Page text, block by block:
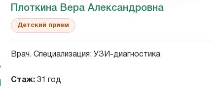
Плоткина Вера Александровна
Детский прием
Врач. Специализация: УЗИ-диагностика
Стаж: 31 год